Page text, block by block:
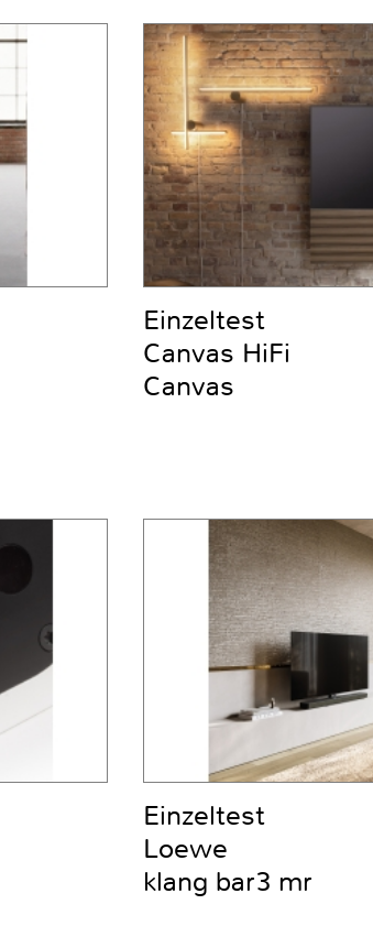
Einzeltest
Canvas HiFi
Canvas
Einzeltest
Loewe
klang bar3 mr